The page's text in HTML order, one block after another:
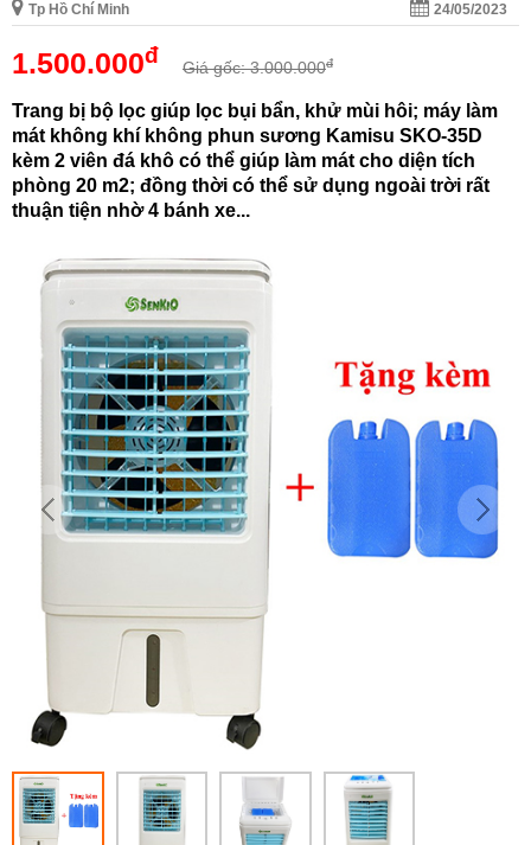
Tp Hồ Chí Minh 24/05/2023
1.500.000đ
Giá gốc: 3.000.000đ
Trang bị bộ lọc giúp lọc bụi bẩn, khử mùi hôi; máy làm
mát không khí không phun sương Kamisu SKO-35D
kèm 2 viên đá khô có thể giúp làm mát cho diện tích
phòng 20 m2; đồng thời có thể sử dụng ngoài trời rất
thuận tiện nhờ 4 bánh xe...